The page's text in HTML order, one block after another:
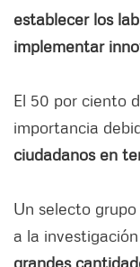
establecer los
implementar
El 50 por ciento
importancia
ciudadanos en
Un selecto
a la
grandes